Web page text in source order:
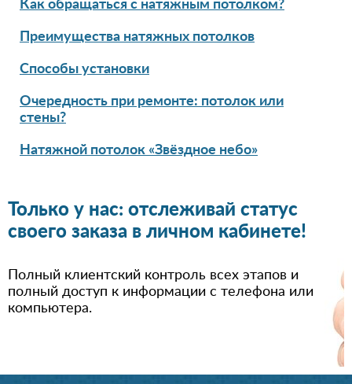
Как обращаться с натяжным потолком?
Преимущества натяжных потолков
Способы установки
Очередность при ремонте: потолок или
стены?
Натяжной потолок «Звёздное небо»
Только у нас: отслеживай статус
своего заказа в личном кабинете!
Полный клиентский контроль всех этапов и
полный доступ к информации с телефона или
компьютера.